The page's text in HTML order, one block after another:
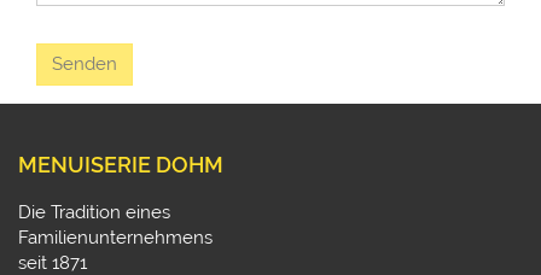
MENUISERIE DOHM
Die Tradition eines
Familienunternehmens
seit 1871